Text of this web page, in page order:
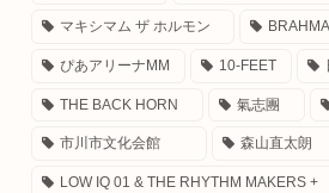
マキシマム ザ ホルモン
ぴあアリーナMM 10-FEET
THE BACK HORN 氣志團
市川市文化会館 森山直太朗
LOW IQ 01 & THE RHYTHM MAKERS +